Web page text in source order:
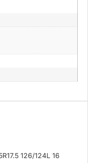
126/124L 16